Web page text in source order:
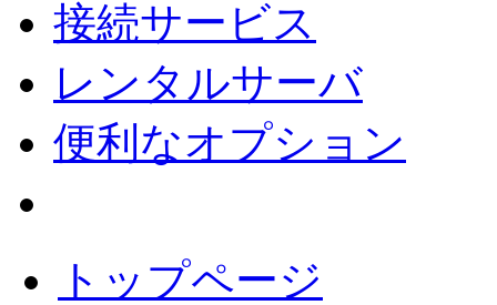
接続サービス
レンタルサーバ
便利なオプション
トップページ